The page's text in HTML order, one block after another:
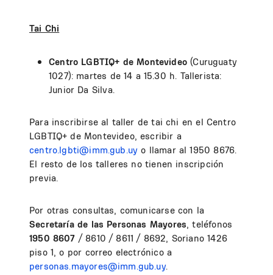
Tai Chi
Centro LGBTIQ+ de Montevideo (Curuguaty
1027): martes de 14 a 15.30 h. Tallerista:
Junior Da Silva.
Para inscribirse al taller de tai chi en el Centro
LGBTIQ+ de Montevideo, escribir a
centro.lgbti@imm.gub.uy o llamar al 1950 8676.
El resto de los talleres no tienen inscripción
previa.
Por otras consultas, comunicarse con la
Secretaría de las Personas Mayores, teléfonos
1950 8607 / 8610 / 8611 / 8692, Soriano 1426
piso 1, o por correo electrónico a
personas.mayores@imm.gub.uy.